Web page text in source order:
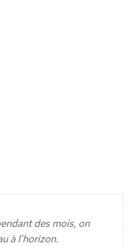
des mois, on
à l'horizon.